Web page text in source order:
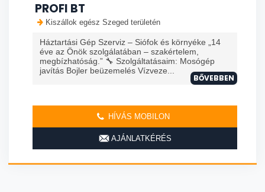
PROFI BT
Kiszállok egész Szeged területén
Háztartási Gép Szerviz – Siófok és környéke „14
éve az Önök szolgálatában – szakértelem,
megbízhatóság.” 🔧 Szolgáltatásaim: Mosógép
javítás Bojler beüzemelés Vízveze...
BŐVEBBEN
HÍVÁS MOBILON
AJÁNLATKÉRÉS